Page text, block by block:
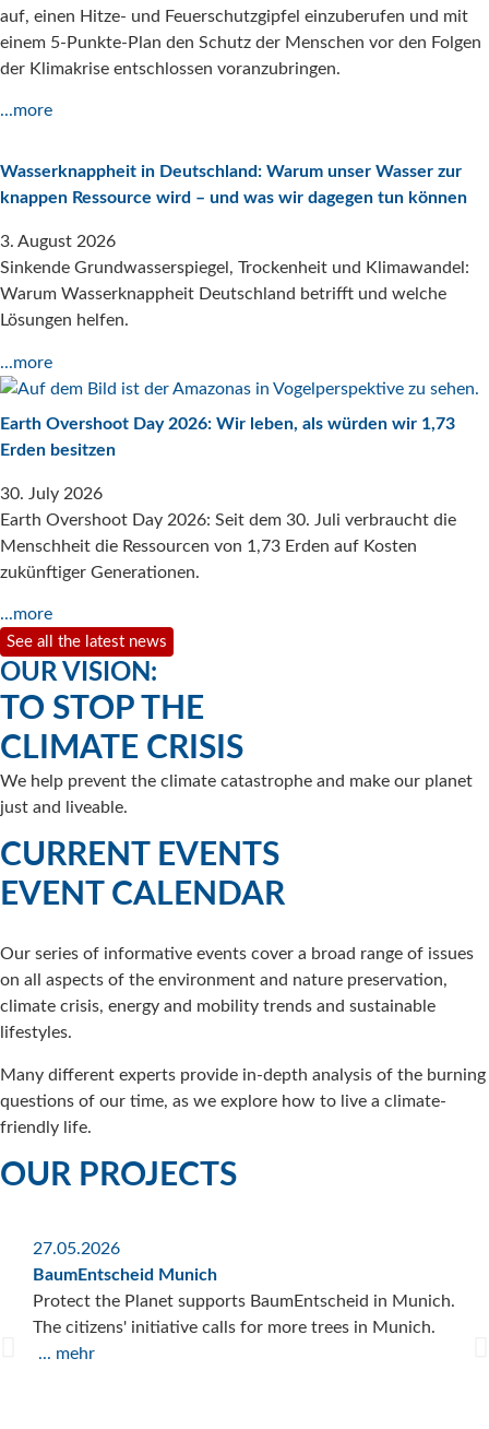
auf, einen Hitze- und Feuerschutzgipfel einzuberufen und mit
einem 5-Punkte-Plan den Schutz der Menschen vor den Folgen
der Klimakrise entschlossen voranzubringen.
...more
Wasserknappheit in Deutschland: Warum unser Wasser zur
knappen Ressource wird – und was wir dagegen tun können
3. August 2026
Sinkende Grundwasserspiegel, Trockenheit und Klimawandel:
Warum Wasserknappheit Deutschland betrifft und welche
Lösungen helfen.
...more
Earth Overshoot Day 2026: Wir leben, als würden wir 1,73
Erden besitzen
30. July 2026
Earth Overshoot Day 2026: Seit dem 30. Juli verbraucht die
Menschheit die Ressourcen von 1,73 Erden auf Kosten
zukünftiger Generationen.
...more
See all the latest news
OUR VISION:
TO STOP THE
CLIMATE CRISIS
We help prevent the climate catastrophe and make our planet
just and liveable.
CURRENT EVENTS
EVENT CALENDAR
Our series of informative events cover a broad range of issues
on all aspects of the environment and nature preservation,
climate crisis, energy and mobility trends and sustainable
lifestyles.
Many different experts provide in-depth analysis of the burning
questions of our time, as we explore how to live a climate-
friendly life.
OUR PROJECTS
27.05.2026
BaumEntscheid Munich
Protect the Planet supports BaumEntscheid in Munich.
The citizens' initiative calls for more trees in Munich.
... mehr